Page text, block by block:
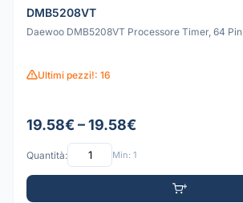
DMB5208VT
Daewoo DMB5208VT Processore Timer, 64 Pin
Ultimi pezzi!: 16
19.58€ – 19.58€
Quantità: Min: 1